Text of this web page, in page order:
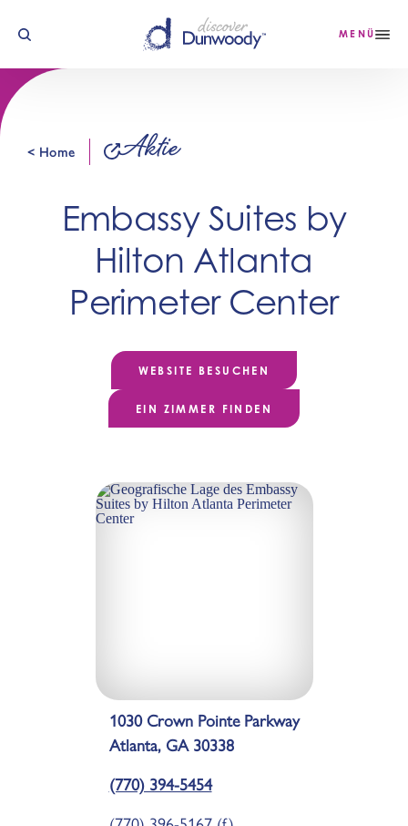
Zum Inhalt springen MENÜ
< Home Aktie
Embassy Suites by
Hilton Atlanta
Perimeter Center
WEBSITE BESUCHEN
EIN ZIMMER FINDEN
1030 Crown Pointe Parkway
Atlanta, GA 30338
(770) 394-5454